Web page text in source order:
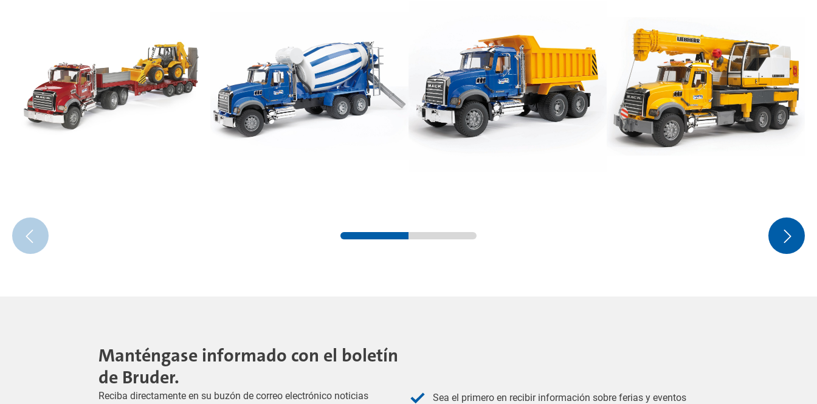
Manténgase informado con el boletín
de Bruder.
Reciba directamente en su buzón de correo electrónico noticias
Sea el primero en recibir información sobre ferias y eventos